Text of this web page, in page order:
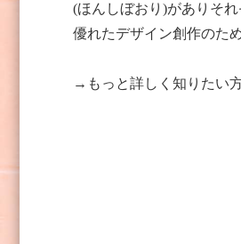
(ほんしぼおり)がありそ
優れたデザイン創作のた
→もっと詳しく知りたい